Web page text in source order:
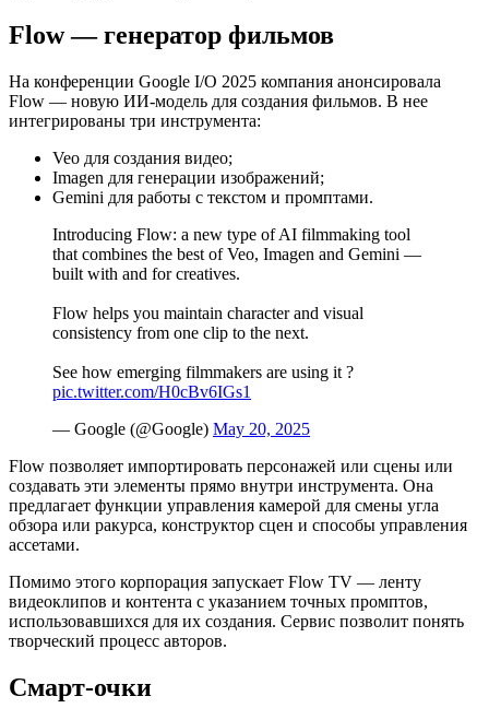
Flow — генератор фильмов
На конференции Google I/O 2025 компания анонсировала
Flow — новую ИИ-модель для создания фильмов. В нее
интегрированы три инструмента:
Veo для создания видео;
Imagen для генерации изображений;
Gemini для работы с текстом и промптами.
Introducing Flow: a new type of AI filmmaking tool
that combines the best of Veo, Imagen and Gemini —
built with and for creatives.
Flow helps you maintain character and visual
consistency from one clip to the next.
See how emerging filmmakers are using it ?
pic.twitter.com/H0cBv6IGs1
— Google (@Google) May 20, 2025
Flow позволяет импортировать персонажей или сцены или
создавать эти элементы прямо внутри инструмента. Она
предлагает функции управления камерой для смены угла
обзора или ракурса, конструктор сцен и способы управления
ассетами.
Помимо этого корпорация запускает Flow TV — ленту
видеоклипов и контента с указанием точных промптов,
использовавшихся для их создания. Сервис позволит понять
творческий процесс авторов.
Смарт-очки